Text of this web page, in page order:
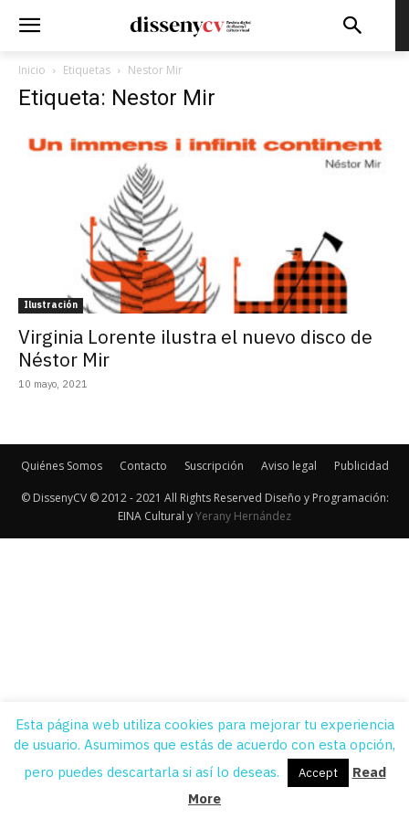
Inicio Etiquetas Nestor Mir
Etiqueta: Nestor Mir
Ilustración
Virginia Lorente ilustra el nuevo disco de
Néstor Mir
10 mayo, 2021
Quiénes Somos Contacto Suscripción Aviso legal Publicidad
© DissenyCV © 2012 - 2021 All Rights Reserved Diseño y Programación:
EINA Cultural yYerany Hernández
Esta página web utiliza cookies para mejorar tu experiencia
de usuario. Asumimos que estás de acuerdo con esta opción,
pero puedes descartarla si así lo deseas.
Accept
Read
More